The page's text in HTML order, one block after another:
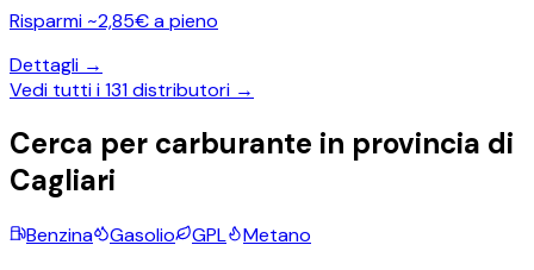
Risparmi ~2,85€ a pieno
Dettagli →
Vedi tutti i131distributori →
Cerca per carburante in provincia di
Cagliari
Benzina Gasolio GPL Metano